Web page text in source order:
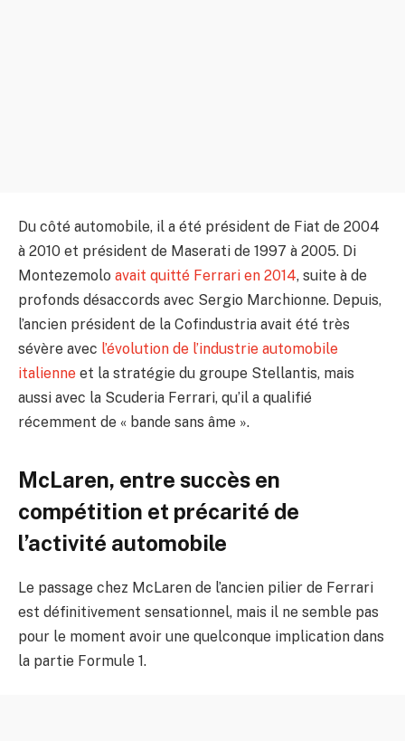
Du côté automobile, il a été président de Fiat de 2004
à 2010 et président de Maserati de 1997 à 2005. Di
Montezemolo avait quitté Ferrari en 2014, suite à de
profonds désaccords avec Sergio Marchionne. Depuis,
l’ancien président de la Cofindustria avait été très
sévère avec l’évolution de l’industrie automobile
italienne et la stratégie du groupe Stellantis, mais
aussi avec la Scuderia Ferrari, qu’il a qualifié
récemment de « bande sans âme ».
McLaren, entre succès en
compétition et précarité de
l’activité automobile
Le passage chez McLaren de l’ancien pilier de Ferrari
est définitivement sensationnel, mais il ne semble pas
pour le moment avoir une quelconque implication dans
la partie Formule 1.